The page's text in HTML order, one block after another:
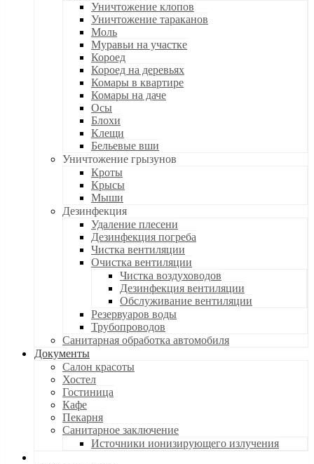
Уничтожение клопов
Уничтожение тараканов
Моль
Муравьи на участке
Короед
Короед на деревьях
Комары в квартире
Комары на даче
Осы
Блохи
Клещи
Бельевые вши
Уничтожение грызунов
Кроты
Крысы
Мыши
Дезинфекция
Удаление плесени
Дезинфекция погреба
Чистка вентиляции
Очистка вентиляции
Чистка воздуховодов
Дезинфекция вентиляции
Обслуживание вентиляции
Резервуаров воды
Трубопроводов
Санитарная обработка автомобиля
Документы
Салон красоты
Хостел
Гостиница
Кафе
Пекарня
Санитарное заключение
Источники ионизирующего излучения